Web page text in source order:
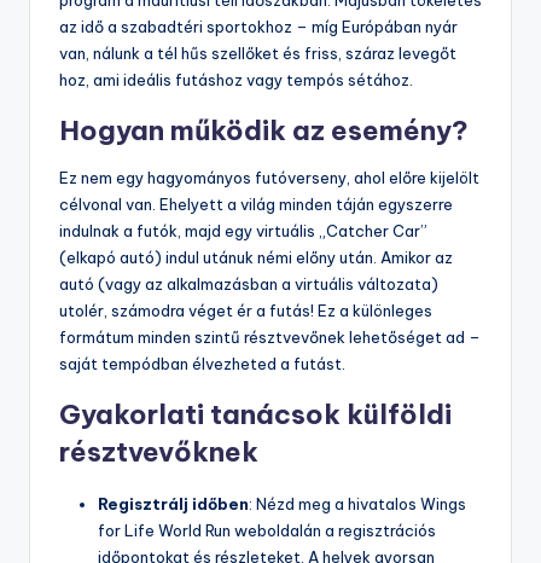
az idő a szabadtéri sportokhoz – míg Európában nyár
van, nálunk a tél hűs szellőket és friss, száraz levegőt
hoz, ami ideális futáshoz vagy tempós sétához.
Hogyan működik az esemény?
Ez nem egy hagyományos futóverseny, ahol előre kijelölt
célvonal van. Ehelyett a világ minden táján egyszerre
indulnak a futók, majd egy virtuális „Catcher Car”
(elkapó autó) indul utánuk némi előny után. Amikor az
autó (vagy az alkalmazásban a virtuális változata)
utolér, számodra véget ér a futás! Ez a különleges
formátum minden szintű résztvevőnek lehetőséget ad –
saját tempódban élvezheted a futást.
Gyakorlati tanácsok külföldi
résztvevőknek
Regisztrálj időben: Nézd meg a hivatalos Wings
for Life World Run weboldalán a regisztrációs
időpontokat és részleteket. A helyek gyorsan